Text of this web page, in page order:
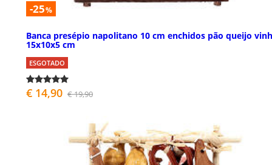
-25%
Banca presépio napolitano 10 cm enchidos pão queijo
15x10x5 cm
ESGOTADO
€ 14,90 € 19,90